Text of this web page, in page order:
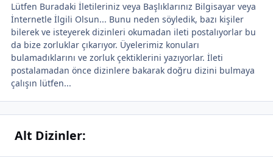
Lütfen Buradaki İletileriniz veya Başlıklarınız Bilgisayar veya
İnternetle İlgili Olsun... Bunu neden söyledik, bazı kişiler
bilerek ve isteyerek dizinleri okumadan ileti postalıyorlar bu
da bize zorluklar çıkarıyor. Üyelerimiz konuları
bulamadıklarını ve zorluk çektiklerini yazıyorlar. İleti
postalamadan önce dizinlere bakarak doğru dizini bulmaya
çalışın lütfen...
Alt Dizinler: